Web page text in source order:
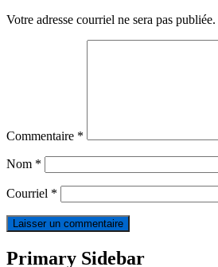
Votre adresse courriel ne sera pas publiée.
Commentaire *
Nom *
Courriel *
Primary Sidebar